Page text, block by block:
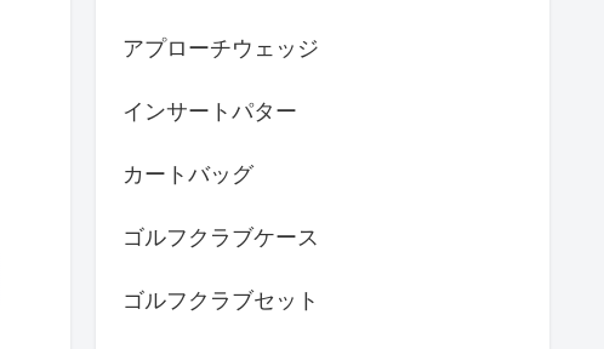
アプローチウェッジ
インサートパター
カートバッグ
ゴルフクラブケース
ゴルフクラブセット